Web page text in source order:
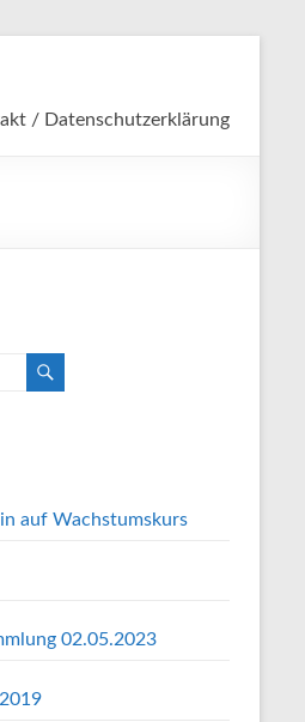
/ Datenschutzerklärung
auf Wachstumskurs
02.05.2023